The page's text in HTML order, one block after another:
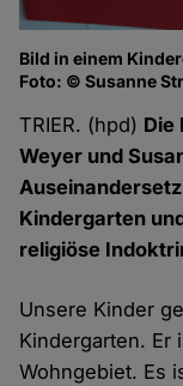
Bild in einem
Foto: © Susanne
TRIER. (hpd) Die
Weyer und
Kindergarten
religiöse
Unsere Kinder
Kindergarten. Er
Wohngebiet. Es